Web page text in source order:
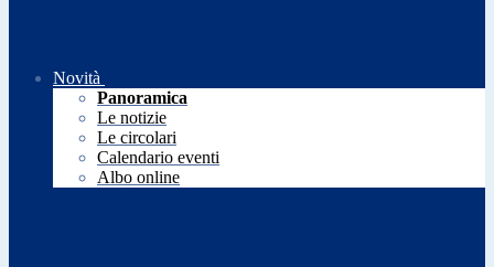
Novità
Panoramica
Le notizie
Le circolari
Calendario eventi
Albo online